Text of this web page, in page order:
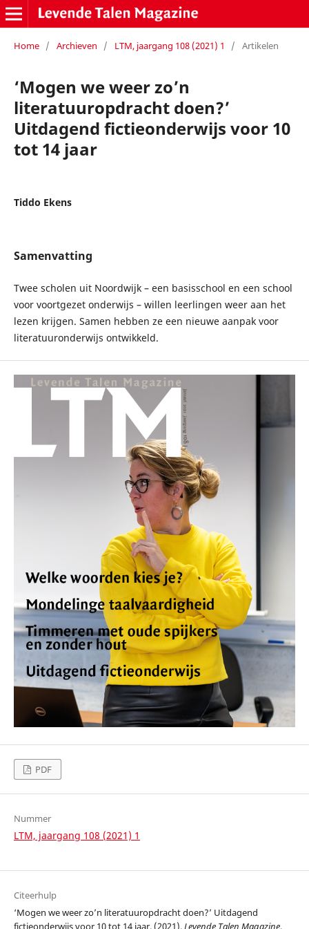
Home / Archieven / LTM, jaargang 108 (2021) 1 / Artikelen
‘Mogen we weer zo’n
literatuuropdracht doen?’
Uitdagend fictieonderwijs voor 10
tot 14 jaar
Tiddo Ekens
Samenvatting
Twee scholen uit Noordwijk – een basisschool en een school
voor voortgezet onderwijs – willen leerlingen weer aan het
lezen krijgen. Samen hebben ze een nieuwe aanpak voor
literatuuronderwijs ontwikkeld.
PDF
Nummer
LTM, jaargang 108 (2021) 1
Citeerhulp
‘Mogen we weer zo’n literatuuropdracht doen?’ Uitdagend
fictieonderwijs voor 10 tot 14 jaar. (2021).Levende Talen Magazine,